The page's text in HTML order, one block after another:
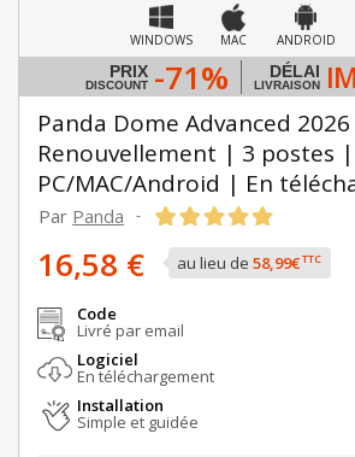
WINDOWS MAC ANDROID
PRIX
DISCOUNT -71% DÉLAI
LIVRAISON
Panda Dome Advanced
Renouvellement | 3 postes
PC/MAC/Android | En
Par Panda -
16,58 € au lieu de 58,99€TTC
Code
Livré par email
Logiciel
En téléchargement
Installation
Simple et guidée